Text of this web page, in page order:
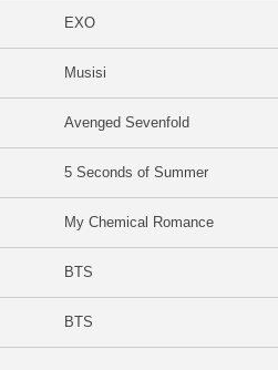
EXO
Musisi
Avenged Sevenfold
5 Seconds of Summer
My Chemical Romance
BTS
BTS